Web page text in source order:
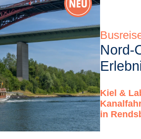
Nord-
Kiel &
in